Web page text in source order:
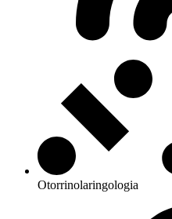
Otorrinolaringologia